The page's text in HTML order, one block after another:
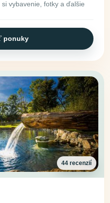
vybavenie, fotky a ďalšie
ponuky
44 recenzií